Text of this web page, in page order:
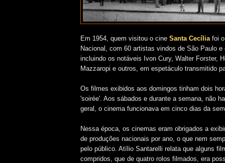
Em 1954, quem visitou o cine Santa Cecília foi
Nacional, com 60 artistas vindos de São Paulo e
incluindo os notáveis Ivon Cury, Walter Forster,
Mazzaropi e outros, em espetáculo transmitido
Os filmes exibidos aos domingos tinham dois
'soirée'. Aos sábados e durante a semana, não
geral, o cinema funcionava em cinco dias da
Nessa época, os cinemas eram obrigados a
de produções nacionais por ano, o que nem
pelo público. Atílio Santarelli relata que alguns
compridos, que de quatro rolos filmados, era